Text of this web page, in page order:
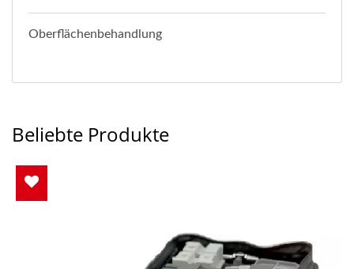
Oberflächenbehandlung
Beliebte Produkte